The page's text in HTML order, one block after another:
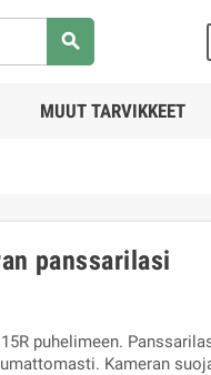
search
MUUT TARVIKKEET
panssarilasi
puhelimeen.
Kameran